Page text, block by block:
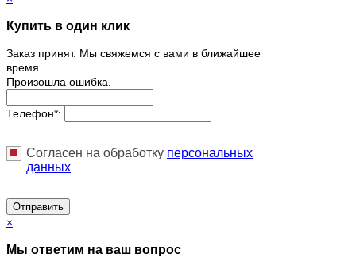
Купить в один клик
Заказ принят. Мы свяжемся с вами в ближайшее
время
Произошла ошибка.
Телефон*:
Согласен на обработку персональныx
данных
Отправить
×
Мы ответим на ваш вопрос